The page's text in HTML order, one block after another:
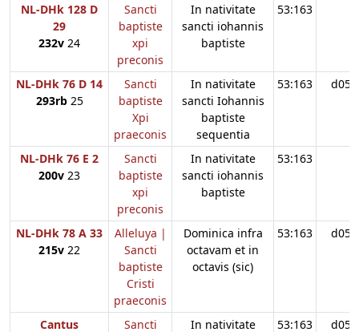
NL-DHk 128 D
29
232v 24
Sancti
baptiste
xpi
preconis
In nativitate
sancti iohannis
baptiste
53:163
NL-DHk 76 D 14
293rb25
Sancti
baptiste
Xpi
praeconis
In nativitate
sancti Iohannis
baptiste
sequentia
53:163 d05
NL-DHk 76 E 2
200v 23
Sancti
baptiste
xpi
preconis
In nativitate
sancti iohannis
baptiste
53:163
NL-DHk 78 A 33
215v 22
Alleluya |
Sancti
baptiste
Cristi
praeconis
Dominica infra
octavam et in
octavis (sic)
53:163 d05
Cantus Sancti In nativitate 53:163 d05